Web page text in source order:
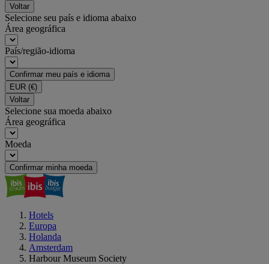
Voltar
Selecione seu país e idioma abaixo
Área geográfica
País/região-idioma
Confirmar meu país e idioma
EUR (€)
Voltar
Selecione sua moeda abaixo
Área geográfica
Moeda
Confirmar minha moeda
Hotels
Europa
Holanda
Amsterdam
Harbour Museum Society